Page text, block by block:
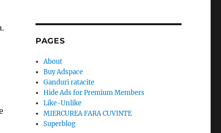
PAGES
About
Buy Adspace
Ganduri ratacite
Hide Ads for Premium Members
Like-Unlike
MIERCUREA FARA CUVINTE
Superblog